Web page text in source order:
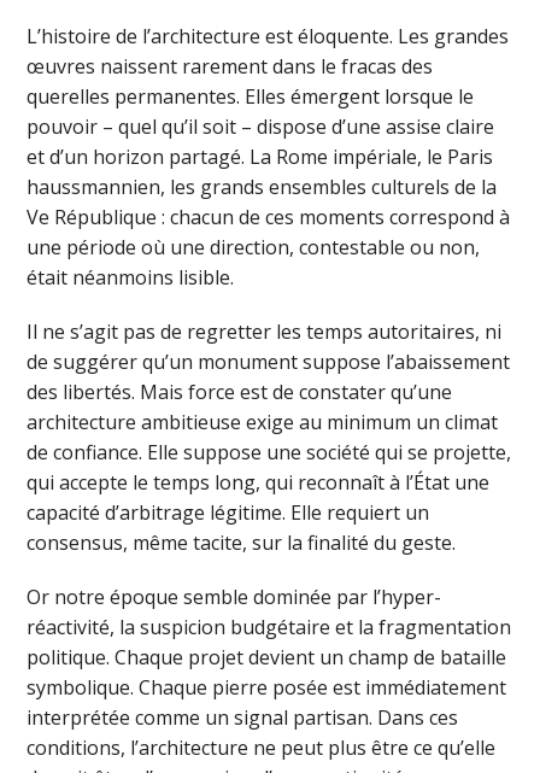
L’histoire de l’architecture est éloquente. Les grandes
œuvres naissent rarement dans le fracas des
querelles permanentes. Elles émergent lorsque le
pouvoir – quel qu’il soit – dispose d’une assise claire
et d’un horizon partagé. La Rome impériale, le Paris
haussmannien, les grands ensembles culturels de la
Ve République : chacun de ces moments correspond à
une période où une direction, contestable ou non,
était néanmoins lisible.
Il ne s’agit pas de regretter les temps autoritaires, ni
de suggérer qu’un monument suppose l’abaissement
des libertés. Mais force est de constater qu’une
architecture ambitieuse exige au minimum un climat
de confiance. Elle suppose une société qui se projette,
qui accepte le temps long, qui reconnaît à l’État une
capacité d’arbitrage légitime. Elle requiert un
consensus, même tacite, sur la finalité du geste.
Or notre époque semble dominée par l’hyper-
réactivité, la suspicion budgétaire et la fragmentation
politique. Chaque projet devient un champ de bataille
symbolique. Chaque pierre posée est immédiatement
interprétée comme un signal partisan. Dans ces
conditions, l’architecture ne peut plus être ce qu’elle